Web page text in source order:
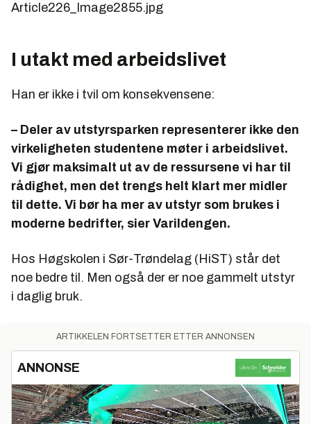
I utakt med arbeidslivet
Han er ikke i tvil om konsekvensene:
– Deler av utstyrsparken representerer ikke den
virkeligheten studentene møter i arbeidslivet.
Vi gjør maksimalt ut av de ressursene vi har til
rådighet, men det trengs helt klart mer midler
til dette. Vi bør ha mer av utstyr som brukes i
moderne bedrifter, sier Varildengen.
Hos Høgskolen i Sør-Trøndelag (HiST) står det
noe bedre til. Men også der er noe gammelt utstyr
i daglig bruk.
ARTIKKELEN FORTSETTER ETTER ANNONSEN
ANNONSE